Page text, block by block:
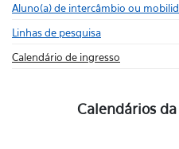
Aluno(a) de intercâmbio ou
Linhas de pesquisa
Calendário de ingresso
Calendários